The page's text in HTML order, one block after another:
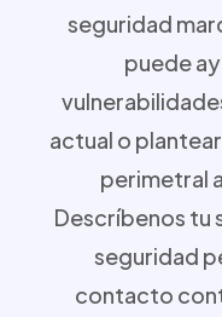
seguridad
puede
actual o
perimetral
Descríbenos tu
seguridad
contacto